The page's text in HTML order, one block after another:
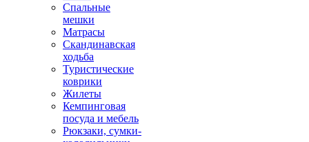
Спальные
мешки
Матрасы
Скандинавская
ходьба
Туристические
коврики
Жилеты
Кемпинговая
посуда и мебель
Рюкзаки, сумки-